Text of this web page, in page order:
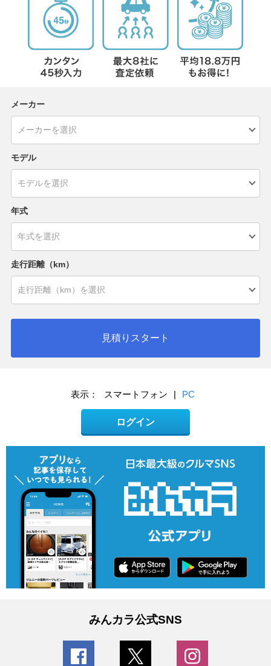
メーカー
モデル
年式
走行距離（km）
見積りスタート
表示： スマートフォン | PC
ログイン
みんカラ公式SNS